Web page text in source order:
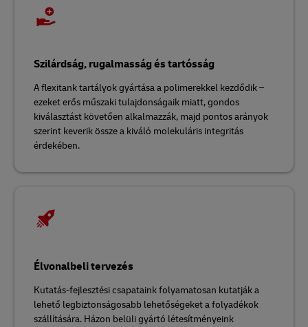
Szilárdság, rugalmasság és tartósság
A flexitank tartályok gyártása a polimerekkel kezdődik –
ezeket erős műszaki tulajdonságaik miatt, gondos
kiválasztást követően alkalmazzák, majd pontos arányok
szerint keverik össze a kiváló molekuláris integritás
érdekében.
Élvonalbeli tervezés
Kutatás-fejlesztési csapataink folyamatosan kutatják a
lehető legbiztonságosabb lehetőségeket a folyadékok
szállítására. Házon belüli gyártó létesítményeink